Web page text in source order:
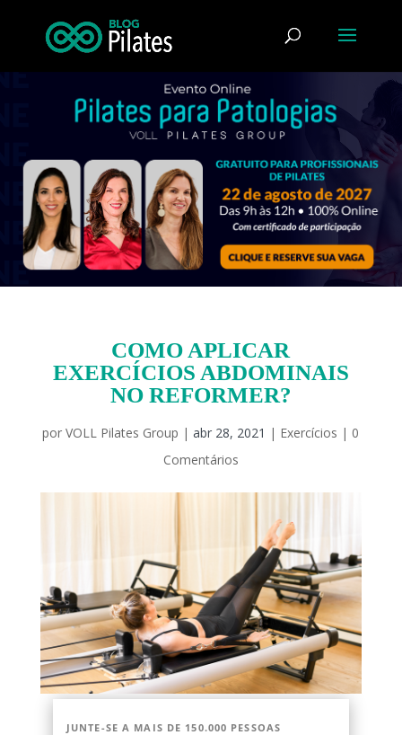
COMO APLICAR
EXERCÍCIOS ABDOMINAIS
NO REFORMER?
porVOLL Pilates Group |abr 28, 2021 | Exercícios | 0
Comentários
JUNTE-SE A MAIS DE 150.000 PESSOAS